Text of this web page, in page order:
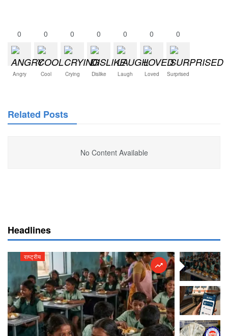
0
Angry
0
Cool
0
Crying
0
Dislike
0
Laugh
0
Loved
0
Surprised
Related Posts
No Content Available
Headlines
राष्ट्रीय राष्ट्रीय